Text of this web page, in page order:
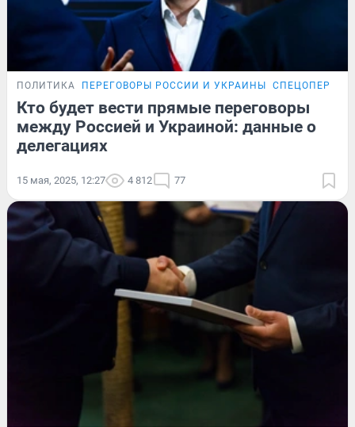
ПОЛИТИКА ПЕРЕГОВОРЫ РОССИИ И УКРАИНЫ
Кто будет вести прямые переговоры
между Россией и Украиной: данные о
делегациях
15 мая, 2025, 12:27 4 812 77